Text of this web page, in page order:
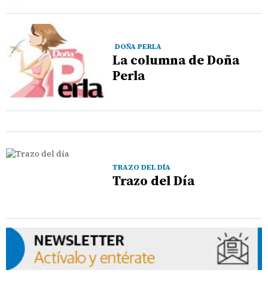
DOÑA PERLA
La columna de Doña
Perla
TRAZO DEL DÍA
Trazo del Día